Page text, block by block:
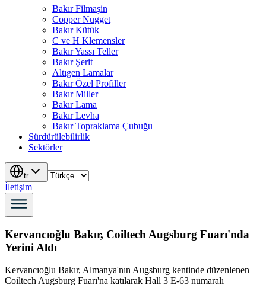
Bakır Filmaşin
Copper Nugget
Bakır Kütük
C ve H Klemensler
Bakır Yassı Teller
Bakır Şerit
Altıgen Lamalar
Bakır Özel Profiller
Bakır Miller
Bakır Lama
Bakır Levha
Bakır Topraklama Çubuğu
Sürdürülebilirlik
Sektörler
tr
İletişim
Kervancıoğlu Bakır, Coiltech Augsburg Fuarı'nda
Yerini Aldı
Kervancıoğlu Bakır, Almanya'nın Augsburg kentinde düzenlenen
Coiltech Augsburg Fuarı'na katılarak Hall 3 E-63 numaralı